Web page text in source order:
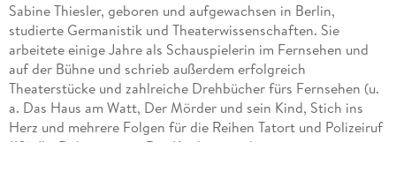
Sabine Thiesler, geboren und aufgewachsen in Berlin,
studierte Germanistik und Theaterwissenschaften. Sie
arbeitete einige Jahre als Schauspielerin im Fernsehen und
auf der Bühne und schrieb außerdem erfolgreich
Theaterstücke und zahlreiche Drehbücher fürs Fernsehen (u.
a. Das Haus am Watt, Der Mörder und sein Kind, Stich ins
Herz und mehrere Folgen für die Reihen Tatort und Polizeiruf
110). Ihr Debütroman »Der Kindersammler« war ein